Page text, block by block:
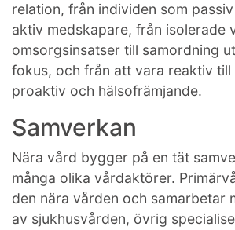
relation, från individen som
aktiv medskapare, från isolerade
omsorgsinsatser till samordning
fokus, och från att vara reaktiv till
proaktiv och hälsofrämjande.
Samverkan
Nära vård bygger på en tät
många olika vårdaktörer.
den nära vården och samarbetar
av sjukhusvården, övrig